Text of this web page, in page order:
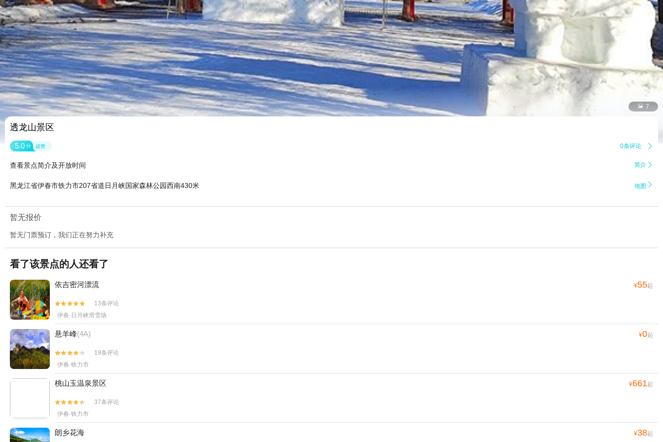
 7
透龙山景区
5.0 分 超赞 0条评论 
查看景点简介及开放时间 简介 
黑龙江省伊春市铁力市207省道日月峡国家森林公园西南430米 地图 
暂无报价
暂无门票预订，我们正在努力补充
看了该景点的人还看了
依吉密河漂流 ¥55起


13条评论
伊春·日月峡滑雪场
悬羊峰(4A) ¥0起


19条评论
伊春·铁力市
桃山玉温泉景区 ¥661起


37条评论
伊春·铁力市
朗乡花海 ¥38起